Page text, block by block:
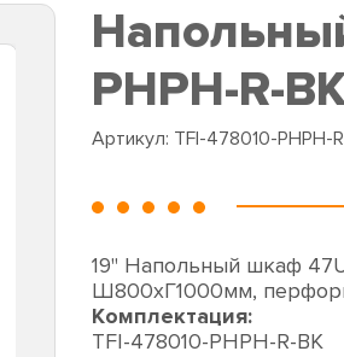
PHPH-R-
Артикул: TFI-478010-PHPH-
19" Напольный шкаф
Ш800хГ1000мм,
Комплектация:
TFI-478010-PHPH-R-BK